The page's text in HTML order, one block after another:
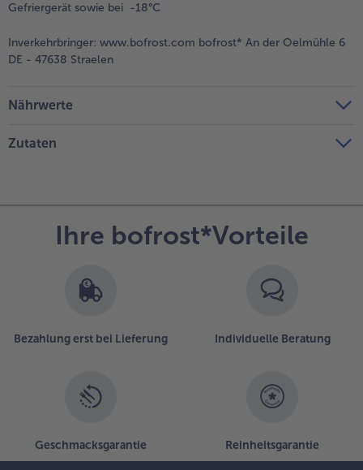
Gefriergerät sowie bei -18°C
Inverkehrbringer: www.bofrost.com bofrost* An der Oelmühle 6
DE - 47638 Straelen
Nährwerte
Zutaten
Ihre bofrost*Vorteile
Bezahlung erst bei Lieferung Individuelle Beratung
Geschmacksgarantie Reinheitsgarantie